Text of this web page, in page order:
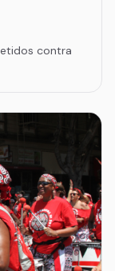
contra